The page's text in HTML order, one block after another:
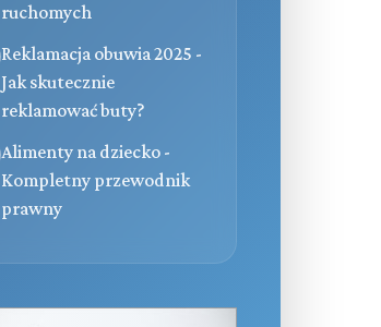
ruchomych
Reklamacja obuwia 2025 -
Jak skutecznie
reklamować buty?
Alimenty na dziecko -
Kompletny przewodnik
prawny